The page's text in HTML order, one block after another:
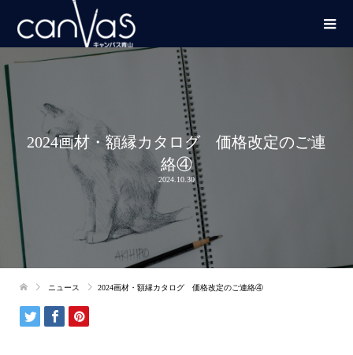
2024画材・額縁カタログ 価格改定のご連
絡④
2024.10.30
ニュース 2024画材・額縁カタログ 価格改定のご連絡④